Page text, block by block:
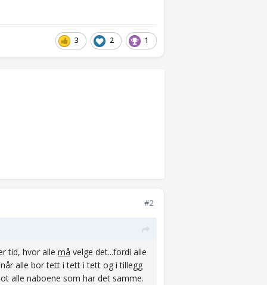
3 2 1
#2
tid, hvor alle må velge det...fordi alle
når alle bor tett i tett i tett og i tillegg
alle naboene som har det samme.